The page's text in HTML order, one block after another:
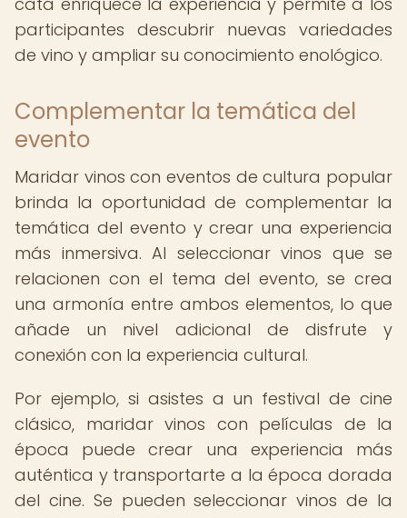
participantes descubrir nuevas variedades
de vino y ampliar su conocimiento enológico.
Complementar la temática del
evento
Maridar vinos con eventos de cultura popular
brinda la oportunidad de complementar la
temática del evento y crear una experiencia
más inmersiva. Al seleccionar vinos que se
relacionen con el tema del evento, se crea
una armonía entre ambos elementos, lo que
añade un nivel adicional de disfrute y
conexión con la experiencia cultural.
Por ejemplo, si asistes a un festival de cine
clásico, maridar vinos con películas de la
época puede crear una experiencia más
auténtica y transportarte a la época dorada
del cine. Se pueden seleccionar vinos de la